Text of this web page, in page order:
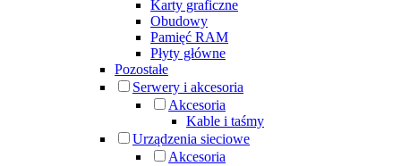
Karty graficzne
Obudowy
Pamięć RAM
Płyty główne
Pozostałe
Serwery i akcesoria
Akcesoria
Kable i taśmy
Urządzenia sieciowe
Akcesoria